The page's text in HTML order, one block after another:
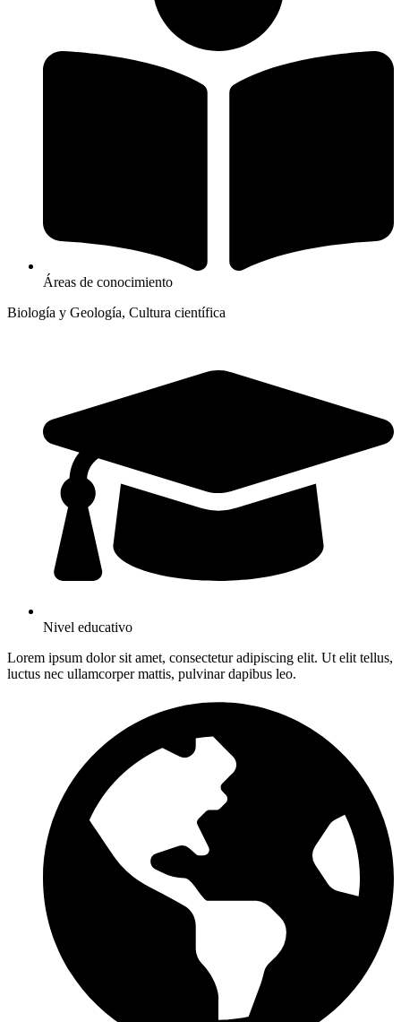
Áreas de conocimiento
Biología y Geología, Cultura científica
Nivel educativo
Lorem ipsum dolor sit amet, consectetur adipiscing elit. Ut elit tellus,
luctus nec ullamcorper mattis, pulvinar dapibus leo.